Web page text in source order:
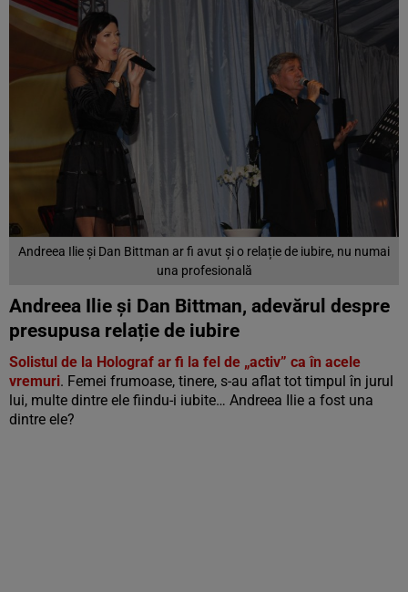
Andreea Ilie și Dan Bittman ar fi avut și o relație de iubire, nu numai
una profesională
Andreea Ilie și Dan Bittman, adevărul despre
presupusa relație de iubire
Solistul de la Holograf ar fi la fel de „activ” ca în acele
vremuri. Femei frumoase, tinere, s-au aflat tot timpul în jurul
lui, multe dintre ele fiindu-i iubite… Andreea Ilie a fost una
dintre ele?